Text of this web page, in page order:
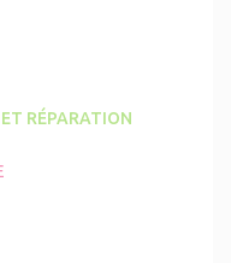
RÉPARATION